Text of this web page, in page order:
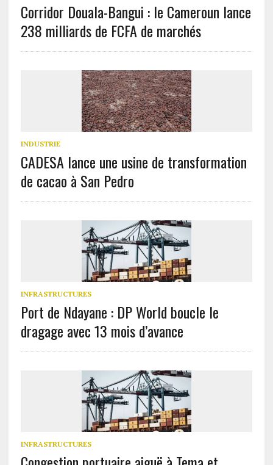
Corridor Douala-Bangui : le Cameroun lance
238 milliards de FCFA de marchés
INDUSTRIE
CADESA lance une usine de transformation
de cacao à San Pedro
INFRASTRUCTURES
Port de Ndayane : DP World boucle le
dragage avec 13 mois d’avance
INFRASTRUCTURES